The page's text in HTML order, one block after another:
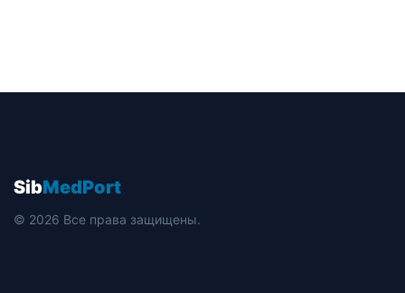
SibMedPort
© 2026 Все права защищены.